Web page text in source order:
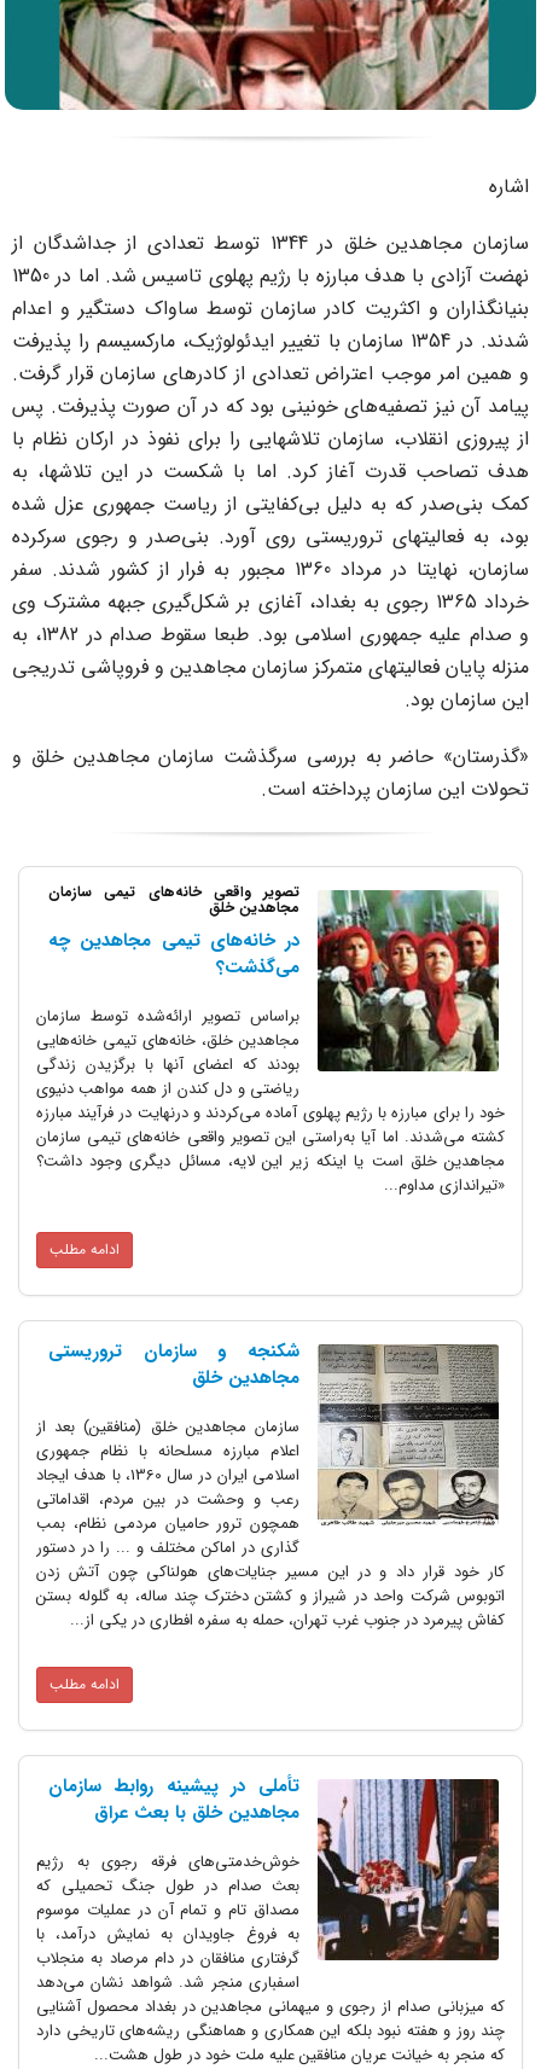
سازمان مجاهدین خلق در 1344 توسط تعدادی از جداشدگان از
نهضت آزادی با هدف مبارزه با رژیم پهلوی تاسیس شد. اما در 1350
و اکثریت کادر سازمان توسط ساواک دستگیر و اعدام
شدند. در 1354 سازمان با تغییر ایدئولوژیک، مارکسیسم را پذیرفت
همین امر موجب اعتراض تعدادی از کادرهای سازمان قرار گرفت.
آن نیز تصفیه‌های خونینی بود که در آن صورت پذیرفت. پس
پیروزی انقلاب، سازمان تلاشهایی را برای نفوذ در ارکان نظام با
تصاحب قدرت آغاز کرد. اما با شکست در این تلاشها، به
بنی‌صدر که به دلیل بی‌کفایتی از ریاست جمهوری عزل شده
به فعالیتهای تروریستی روی آورد. بنی‌صدر و رجوی سرکرده
سازمان، نهایتا در مرداد 1360 مجبور به فرار از کشور شدند. سفر
خرداد 1365 رجوی به بغداد، آغازی بر شکل‌گیری جبهه مشترک وی
و صدام علیه جمهوری اسلامی بود. طبعا سقوط صدام در 1382، به
پایان فعالیتهای متمرکز سازمان مجاهدین و فروپاشی تدریجی
سازمان بود.
حاضر به بررسی سرگذشت سازمان مجاهدین خلق و
این سازمان پرداخته است.
تصویر واقعی خانه‌های تیمی سازمان
مجاهدین خلق
در خانه‌های تیمی مجاهدین چه
می‌گذشت؟
براساس تصویر ارائه‌شده توسط سازمان
مجاهدین خلق، خانه‌های تیمی خانه‌هایی
بودند که اعضای آنها با برگزیدن زندگی
ریاضتی و دل کندن از همه مواهب دنیوی
خود را برای مبارزه با رژیم پهلوی آماده می‌کردند و درنهایت در فرآیند مبارزه
کشته می‌شدند. اما آیا به‌راستی این تصویر واقعی خانه‌های تیمی سازمان
مجاهدین خلق است یا اینکه زیر این لایه، مسائل دیگری وجود داشت؟
«تیراندازی مداوم...
ادامه مطلب
شکنجه و سازمان تروریستی
مجاهدین خلق
سازمان مجاهدین خلق (منافقین) بعد از
اعلام مبارزه مسلحانه با نظام جمهوری
اسلامی ایران در سال 1360، با هدف ایجاد
رعب و وحشت در بین مردم، اقداماتی
همچون ترور حامیان مردمی نظام، بمب
گذاری در اماکن مختلف و ... را در دستور
کار خود قرار داد و در این مسیر جنایات‌های هولناکی چون آتش زدن
اتوبوس شرکت واحد در شیراز و کشتن دخترک چند ساله، به گلوله بستن
کفاش پیرمرد در جنوب غرب تهران، حمله به سفره افطاری در یکی از...
ادامه مطلب
تأملی در پیشینه روابط سازمان
مجاهدین خلق با بعث عراق
خوش‌خدمتی‌های فرقه رجوی به رژیم
بعث صدام در طول جنگ تحمیلی که
مصداق تام و تمام آن در عملیات موسوم
به فروغ جاویدان به نمایش درآمد، با
گرفتاری منافقان در دام مرصاد به منجلاب
اسفباری منجر شد. شواهد نشان می‌دهد
که میزبانی صدام از رجوی و میهمانی مجاهدین در بغداد محصول آشنایی
چند روز و هفته نبود بلکه این همکاری و هماهنگی ریشه‌های تاریخی دارد
که منجر به خیانت عریان منافقین علیه ملت خود در طول هشت...